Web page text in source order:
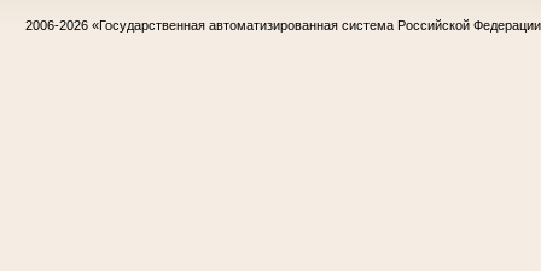
2006-2026 «Государственная автоматизированная система Российской